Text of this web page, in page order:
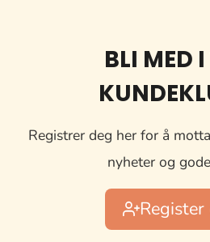
BLI MED
Registrer deg her for å
nyheter og
Register